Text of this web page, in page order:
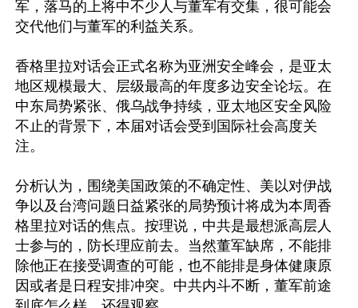
军，落马的上将中不少人与董军有交集，很可能会
交代他们与董军的利益关系。
香格里拉对话会正式名称为亚洲安全峰会，是亚太
地区规模最大、层级最高的年度多边安全论坛。在
中东局势紧张、俄乌战争持续，亚太地区安全风险
不止的背景下，本届对话会受到国际社会高度关
注。
分析认为，围绕美国政策的不确定性、美以对伊战
争以及台湾问题日益紧张的局势预计将成为本周香
格里拉对话的焦点。按理说，中共是最想派高层人
士参与的，防长理应前去。当然董军缺席，不能排
除他正在接受调查的可能，也不能排是身体健康原
因或者是日程安排冲突。中共内斗不断，董军前途